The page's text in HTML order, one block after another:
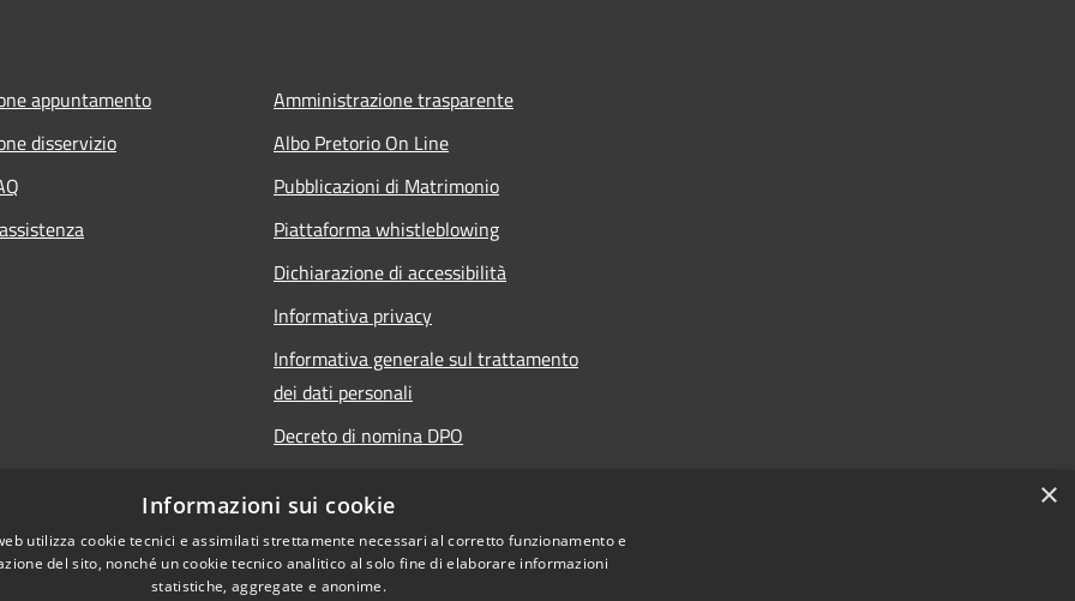
appuntamento
disservizio
Amministrazione trasparente
Albo Pretorio On Line
Pubblicazioni di Matrimonio
Piattaforma whistleblowing
Dichiarazione di accessibilità
Informativa privacy
Informativa generale sul trattamento
dei dati personali
Decreto di nomina DPO
Note legali
×
Informazioni sui cookie
utilizza cookie tecnici e assimilati strettamente necessari al corretto funzionamento e
del sito, nonché un cookie tecnico analitico al solo fine di elaborare informazioni
statistiche, aggregate e anonime.